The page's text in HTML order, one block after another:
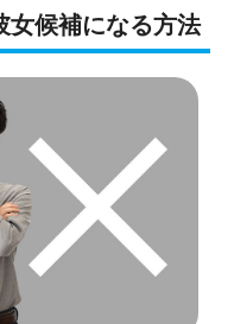
女候補になる方法